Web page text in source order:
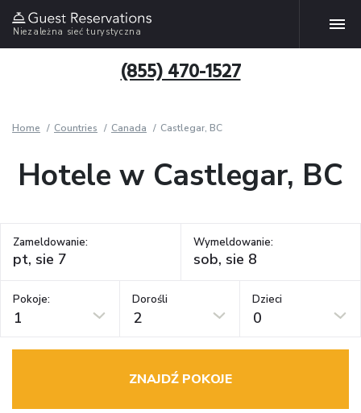
Niezależna sieć turystyczna
(855) 470-1527
Home Countries Canada Castlegar, BC
Hotele w Castlegar, BC
Zameldowanie: Wymeldowanie:
Pokoje:
1
Dorośli
2
Dzieci
0
ZNAJDŹ POKOJE